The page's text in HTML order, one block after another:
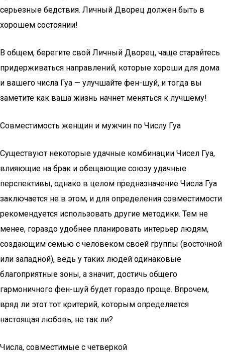
серьезные бедствия. Личный Дворец должен быть в
хорошем состоянии!
В общем, берегите свой Личный Дворец, чаще старайтесь
придерживаться направлений, которые хороши для дома
и вашего числа Гуа — улучшайте фен-шуй, и тогда вы
заметите как ваша жизнь начнет меняться к лучшему!
Совместимость женщин и мужчин по Числу Гуа
Существуют некоторые удачные комбинации Чисел Гуа,
влияющие на брак и обещающие союзу удачные
перспективы, однако в целом предназначение Числа Гуа
заключается не в этом, и для определения совместимости
рекомендуется использовать другие методики. Тем не
менее, гораздо удобнее планировать интерьер людям,
создающим семью с человеком своей группы (восточной
или западной), ведь у таких людей одинаковые
благоприятные зоны, а значит, достичь общего
гармоничного фен-шуй будет гораздо проще. Впрочем,
вряд ли этот тот критерий, которым определяется
настоящая любовь, не так ли?
Числа, совместимые с четверкой